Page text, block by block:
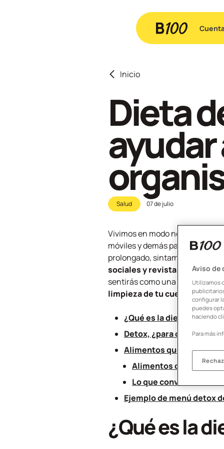
Inicio
Dieta
Salud 07 de julio
Vivimos en modonon-stop
:
móviles y demás pantallas... Y
prolongado, sintamos la
sociales y revistas: la dieta
sentirás como una persona
limpieza de tu cuerposi lo
¿Qué es la dieta detox?
Detox, ¿para qué sirve
Alimentos que ayudan a
Alimentos que depuran
Lo que conviene evitar
Ejemplo de menú detox
¿Qué es la
Aviso de
Utilizamos
configurar
puedes
haciendo
Para más